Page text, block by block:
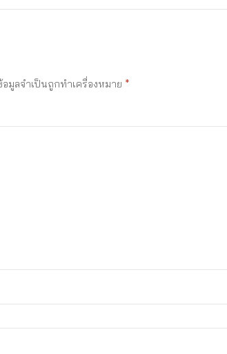
อมูลจำเป็นถูกทำเครื่องหมาย *